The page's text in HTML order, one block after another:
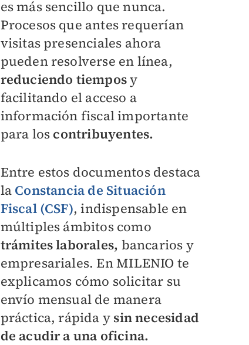
es más sencillo que nunca.
Procesos que antes requerían
visitas presenciales ahora
pueden resolverse en línea,
reduciendo tiemposy
facilitando el acceso a
información fiscal importante
para los contribuyentes.
Entre estos documentos destaca
la Constancia de Situación
Fiscal (CSF), indispensable en
múltiples ámbitos como
trámites laborales, bancarios y
empresariales. EnMILENIO te
explicamos cómo solicitar su
envío mensual de manera
práctica, rápida y sin necesidad
de acudir a una oficina.